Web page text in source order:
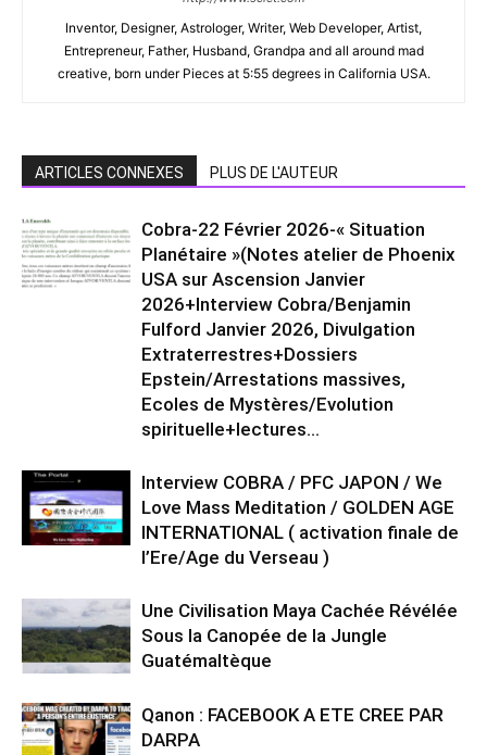
Inventor, Designer, Astrologer, Writer, Web Developer, Artist,
Entrepreneur, Father, Husband, Grandpa and all around mad
creative, born under Pieces at 5:55 degrees in California USA.
ARTICLES CONNEXES PLUS DE L'AUTEUR
Cobra-22 Février 2026-« Situation
Planétaire »(Notes atelier de Phoenix
USA sur Ascension Janvier
2026+Interview Cobra/Benjamin
Fulford Janvier 2026, Divulgation
Extraterrestres+Dossiers
Epstein/Arrestations massives,
Ecoles de Mystères/Evolution
spirituelle+lectures...
Interview COBRA / PFC JAPON / We
Love Mass Meditation / GOLDEN AGE
INTERNATIONAL ( activation finale de
l’Ere/Age du Verseau )
Une Civilisation Maya Cachée Révélée
Sous la Canopée de la Jungle
Guatémaltèque
Qanon : FACEBOOK A ETE CREE PAR
DARPA